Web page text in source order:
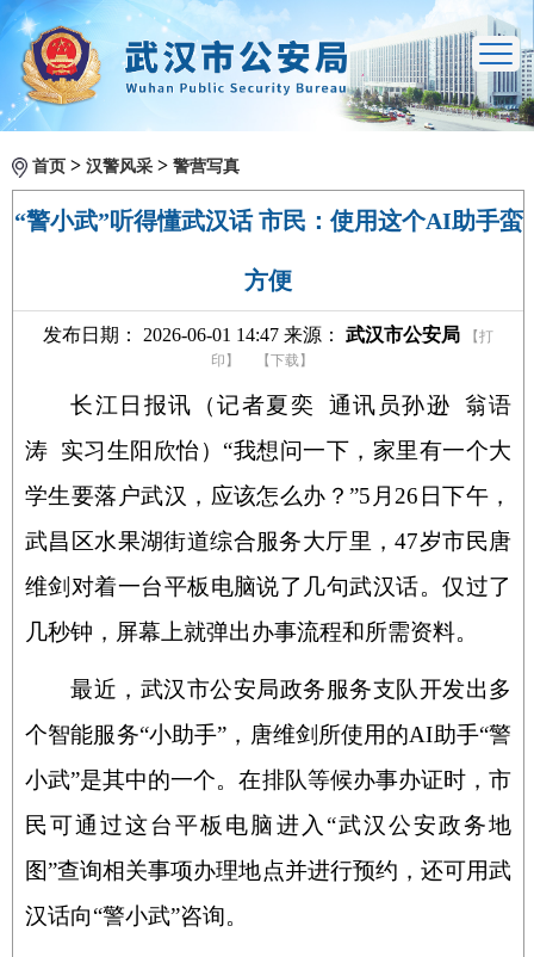
首页 > 汉警风采 > 警营写真
“警小武”听得懂武汉话 市民：使用这个AI助手蛮
方便
发布日期： 2026-06-01 14:47 来源： 武汉市公安局
【打
印】
【下载】
长江日报讯（记者夏奕 通讯员孙逊 翁语
涛 实习生阳欣怡）“我想问一下，家里有一个大
学生要落户武汉，应该怎么办？”5月26日下午，
武昌区水果湖街道综合服务大厅里，47岁市民唐
维剑对着一台平板电脑说了几句武汉话。仅过了
几秒钟，屏幕上就弹出办事流程和所需资料。
最近，武汉市公安局政务服务支队开发出多
个智能服务“小助手”，唐维剑所使用的AI助手“警
小武”是其中的一个。在排队等候办事办证时，市
民可通过这台平板电脑进入“武汉公安政务地
图”查询相关事项办理地点并进行预约，还可用武
汉话向“警小武”咨询。